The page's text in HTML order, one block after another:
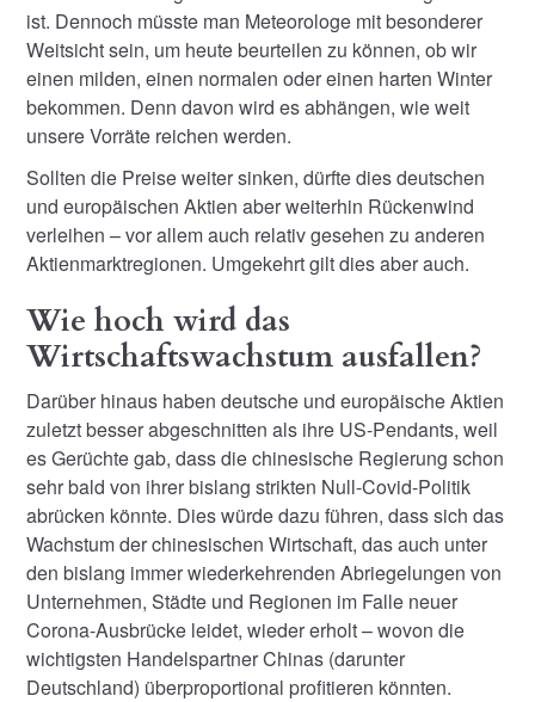
ist. Dennoch müsste man Meteorologe mit besonderer
Weitsicht sein, um heute beurteilen zu können, ob wir
einen milden, einen normalen oder einen harten Winter
bekommen. Denn davon wird es abhängen, wie weit
unsere Vorräte reichen werden.
Sollten die Preise weiter sinken, dürfte dies deutschen
und europäischen Aktien aber weiterhin Rückenwind
verleihen – vor allem auch relativ gesehen zu anderen
Aktienmarktregionen. Umgekehrt gilt dies aber auch.
Wie hoch wird das
Wirtschaftswachstum ausfallen?
Darüber hinaus haben deutsche und europäische Aktien
zuletzt besser abgeschnitten als ihre US-Pendants, weil
es Gerüchte gab, dass die chinesische Regierung schon
sehr bald von ihrer bislang strikten Null-Covid-Politik
abrücken könnte. Dies würde dazu führen, dass sich das
Wachstum der chinesischen Wirtschaft, das auch unter
den bislang immer wiederkehrenden Abriegelungen von
Unternehmen, Städte und Regionen im Falle neuer
Corona-Ausbrücke leidet, wieder erholt – wovon die
wichtigsten Handelspartner Chinas (darunter
Deutschland) überproportional profitieren könnten.